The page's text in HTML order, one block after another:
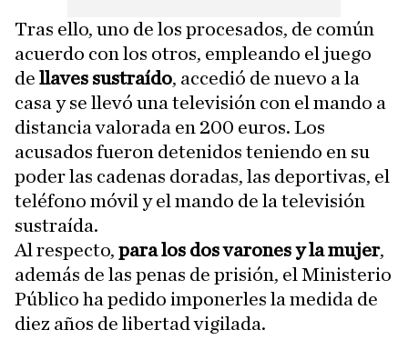
Tras ello, uno de los procesados, de común
acuerdo con los otros, empleando el juego
de llaves sustraído, accedió de nuevo a la
casa y se llevó una televisión con el mando a
distancia valorada en 200 euros. Los
acusados fueron detenidos teniendo en su
poder las cadenas doradas, las deportivas, el
teléfono móvil y el mando de la televisión
sustraída.
Al respecto, para los dos varones y la mujer,
además de las penas de prisión, el Ministerio
Público ha pedido imponerles la medida de
diez años de libertad vigilada.